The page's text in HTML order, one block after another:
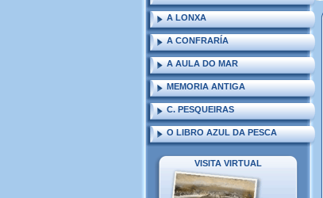
A LONXA
A CONFRARÍA
A AULA DO MAR
MEMORIA ANTIGA
C. PESQUEIRAS
O LIBRO AZUL DA PESCA
VISITA VIRTUAL